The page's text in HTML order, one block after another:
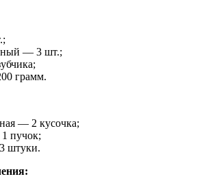
— 3 шт.;
грамм.
— 2 кусочка;
пучок;
штуки.